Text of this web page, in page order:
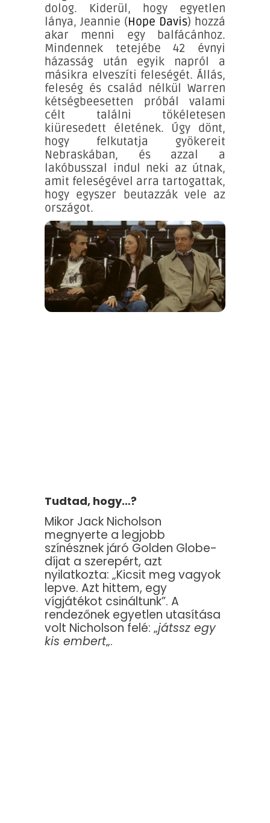
dolog. Kiderül, hogy egyetlen
lánya, Jeannie (Hope Davis) hozzá
akar menni egy balfácánhoz.
Mindennek tetejébe 42 évnyi
házasság után egyik napról a
másikra elveszíti feleségét. Állás,
feleség és család nélkül Warren
kétségbeesetten próbál valami
célt találni tökéletesen
kiüresedett életének. Úgy dönt,
hogy felkutatja gyökereit
Nebraskában, és azzal a
lakóbusszal indul neki az útnak,
amit feleségével arra tartogattak,
hogy egyszer beutazzák vele az
országot.
Tudtad, hogy…?
Mikor Jack Nicholson
megnyerte a legjobb
színésznek járó Golden Globe-
díjat a szerepért, azt
nyilatkozta: „Kicsit meg vagyok
lepve. Azt hittem, egy
vígjátékot csináltunk”. A
rendezőnek egyetlen utasítása
volt Nicholson felé: „játssz egy
kis embert„.